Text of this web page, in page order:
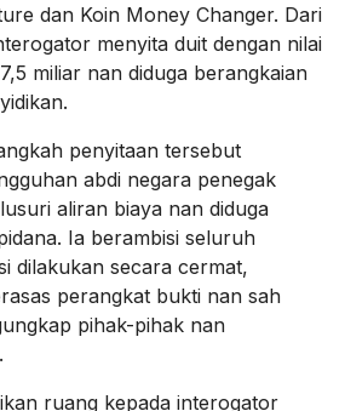
dan Koin Money Changer. Dari
menyita duit dengan nilai
miliar nan diduga berangkaian
penyitaan tersebut
abdi negara penegak
aliran biaya nan diduga
Ia berambisi seluruh
dilakukan secara cermat,
perangkat bukti nan sah
pihak-pihak nan
ruang kepada interogator